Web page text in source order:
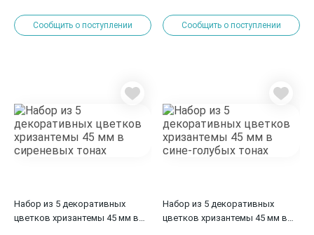
Сообщить о поступлении Сообщить о поступлении
Набор из 5 декоративных
цветков хризантемы 45 мм в
Набор из 5 декоративных
цветков хризантемы 45 мм в